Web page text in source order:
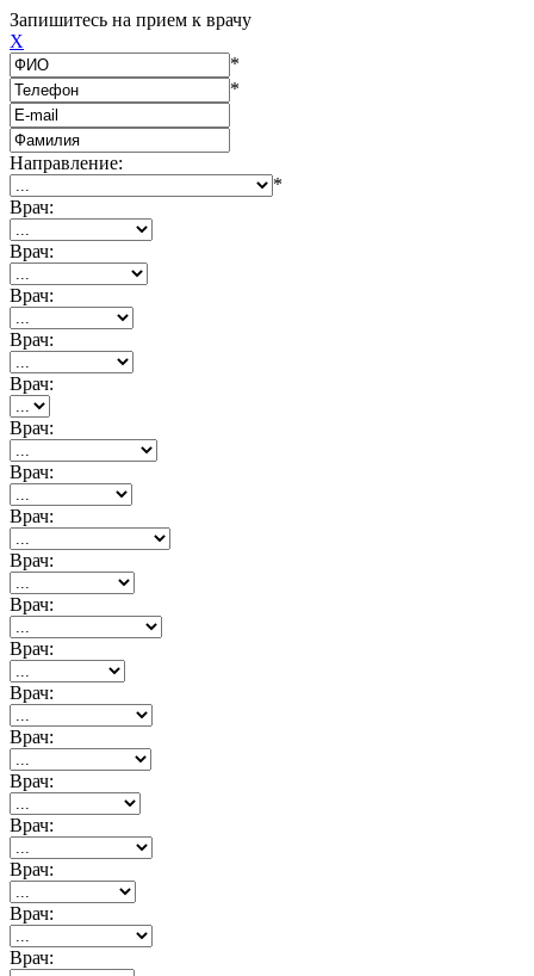
Запишитесь на прием к врачу
X
*
*
Направление:
*
Врач:
Врач:
Врач:
Врач:
Врач:
Врач:
Врач:
Врач:
Врач:
Врач:
Врач:
Врач:
Врач:
Врач:
Врач:
Врач:
Врач:
Врач: